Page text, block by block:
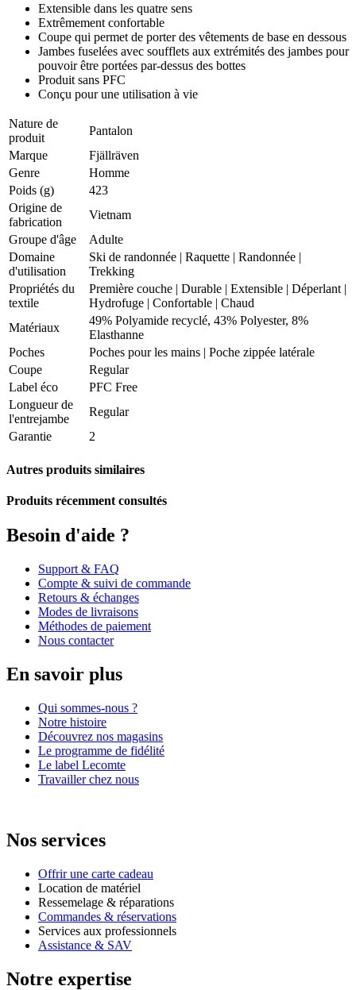
Extensible dans les quatre sens
Extrêmement confortable
Coupe qui permet de porter des vêtements de base en dessous
Jambes fuselées avec soufflets aux extrémités des jambes pour
pouvoir être portées par-dessus des bottes
Produit sans PFC
Conçu pour une utilisation à vie
Nature de
produit
Pantalon
Marque
Fjällräven
Genre
Homme
Poids (g)
423
Origine de
fabrication
Vietnam
Groupe d'âge
Adulte
Domaine
d'utilisation
Ski de randonnée | Raquette | Randonnée |
Trekking
Propriétés du
textile
Première couche | Durable | Extensible | Déperlant |
Hydrofuge | Confortable | Chaud
Matériaux
49% Polyamide recyclé, 43% Polyester, 8%
Elasthanne
Poches
Poches pour les mains | Poche zippée latérale
Coupe
Regular
Label éco
PFC Free
Longueur de
l'entrejambe
Regular
Garantie
2
Autres produits similaires
Produits récemment consultés
Besoin d'aide ?
Support & FAQ
Compte & suivi de commande
Retours & échanges
Modes de livraisons
Méthodes de paiement
Nous contacter
En savoir plus
Qui sommes-nous ?
Notre histoire
Découvrez nos magasins
Le programme de fidélité
Le label Lecomte
Travailler chez nous
Nos services
Offrir une carte cadeau
Location de matériel
Ressemelage & réparations
Commandes & réservations
Services aux professionnels
Assistance & SAV
Notre expertise